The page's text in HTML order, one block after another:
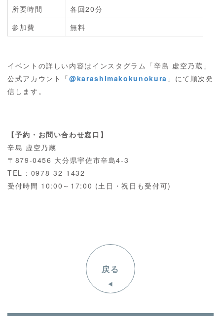
所要時間
各回20分
参加費
無料
イベントの詳しい内容はインスタグラム「辛島 虚空乃蔵」
公式アカウント「@karashimakokunokura 」にて順次発
信します。
【予約・お問い合わせ窓口】
辛島 虚空乃蔵
〒879-0456 大分県宇佐市辛島4-3
TEL : 0978-32-1432
受付時間 10:00～17:00 (土日・祝日も受付可)
戻る